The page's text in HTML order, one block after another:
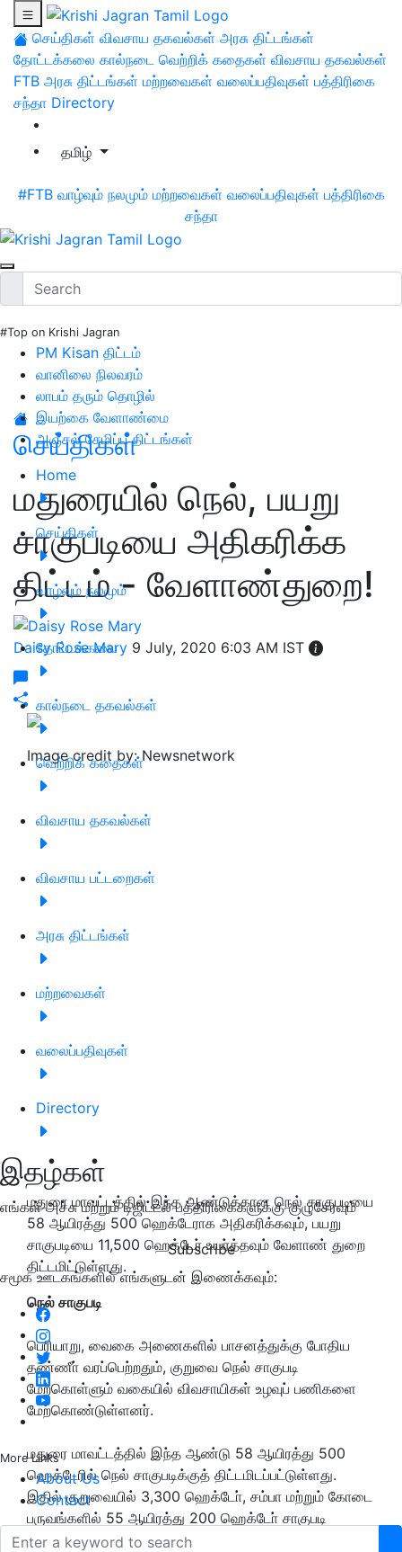
செய்திகள் விவசாய தகவல்கள் அரசு திட்டங்கள்
தோட்டக்கலை கால்நடை வெற்றிக் கதைகள் விவசாய தகவல்கள்
FTB அரசு திட்டங்கள் மற்றவைகள் வலைப்பதிவுகள் பத்திரிகை
சந்தா Directory
தமிழ்
#FTB வாழ்வும் நலமும் மற்றவைகள் வலைப்பதிவுகள் பத்திரிகை
சந்தா
#Top on Krishi Jagran
PM Kisan திட்டம்
வானிலை நிலவரம்
லாபம் தரும் தொழில்
இயற்கை வேளாண்மை
அஞ்சல் சேமிப்பு திட்டங்கள்
Home
செய்திகள்
வாழ்வும் நலமும்
தோட்டக்கலை
கால்நடை தகவல்கள்
வெற்றிக் கதைகள்
விவசாய தகவல்கள்
விவசாய பட்டறைகள்
அரசு திட்டங்கள்
மற்றவைகள்
வலைப்பதிவுகள்
Directory
இதழ்கள்
எங்கள் அச்சு மற்றும் டிஜிட்டல் பத்திரிகைகளுக்கு குழுசேரவும்
Subscribe
சமூக ஊடகங்களில் எங்களுடன் இணைக்கவும்:
More Links
About Us
Contact
செய்திகள்
மதுரையில் நெல், பயறு
சாகுபடியை அதிகரிக்க
திட்டம் - வேளாண்துறை!
Daisy Rose Mary 9 July, 2020 6:03 AM IST
Image credit by: Newsnetwork
மதுரை மாவட்டத்தில் இந்த ஆண்டுக்கான நெல் சாகுபடியை
58 ஆயிரத்து 500 ஹெக்டேராக அதிகரிக்கவும், பயறு
சாகுபடியை 11,500 ஹெக்டேர் உயர்த்தவும் வேளாண் துறை
திட்டமிட்டுள்ளது.
நெல் சாகுபடி
பெரியாறு, வைகை அணைகளில் பாசனத்துக்கு போதிய
தண்ணீா் வரப்பெற்றதும், குறுவை நெல் சாகுபடி
மேற்கொள்ளும் வகையில் விவசாயிகள் உழவுப் பணிகளை
மேற்கொண்டுள்ளனர்.
மதுரை மாவட்டத்தில் இந்த ஆண்டு 58 ஆயிரத்து 500
ஹெக்டேரில் நெல் சாகுபடிக்குத் திட்டமிடப்பட்டுள்ளது.
இதில் குறுவையில் 3,300 ஹெக்டோ், சம்பா மற்றும் கோடை
பருவங்களில் 55 ஆயிரத்து 200 ஹெக்டோ் சாகுபடி
செய்வதற்கான நடவடிக்கைகளை வேளாண் துறையினர்